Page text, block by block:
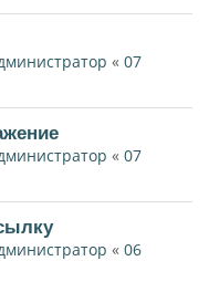
« 07
« 07
« 06